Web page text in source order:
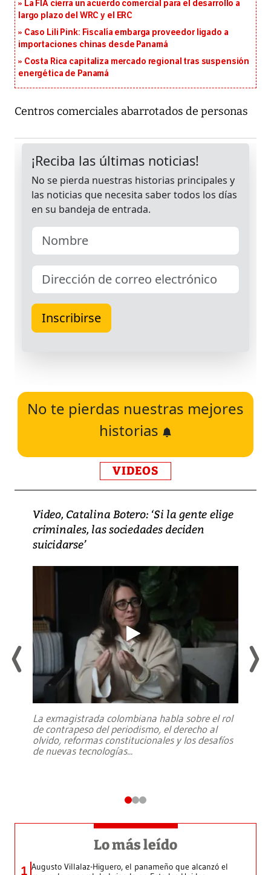
La FIA cierra un acuerdo comercial para el desarrollo a
largo plazo del WRC y el ERC
Caso Lili Pink: Fiscalía embarga proveedor ligado a
importaciones chinas desde Panamá
Costa Rica capitaliza mercado regional tras suspensión
energética de Panamá
Centros comerciales abarrotados de personas
No te pierdas nuestras mejores
historias
VIDEOS
Video, Catalina Botero: ‘Si la gente elige
criminales, las sociedades deciden
suicidarse’
La exmagistrada colombiana habla sobre el rol
de contrapeso del periodismo, el derecho al
olvido, reformas constitucionales y los desafíos
de nuevas tecnologías...
Lo más leído
1 Augusto Villalaz-Higuero, el panameño que alcanzó el